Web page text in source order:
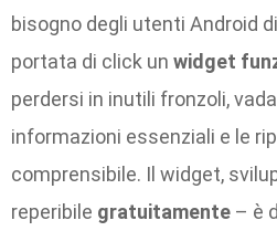
bisogno degli utenti Android
portata di click un widget
perdersi in inutili fronzoli,
informazioni essenziali e le
comprensibile. Il widget,
reperibile gratuitamente – è